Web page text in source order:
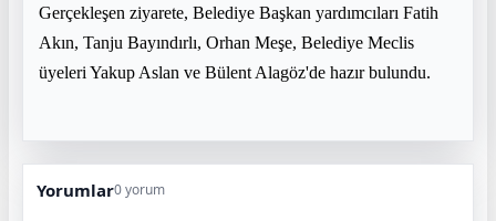
Gerçekleşen ziyarete, Belediye Başkan yardımcıları Fatih
Akın, Tanju Bayındırlı, Orhan Meşe, Belediye Meclis
üyeleri Yakup Aslan ve Bülent Alagöz'de hazır bulundu.
Yorumlar0 yorum